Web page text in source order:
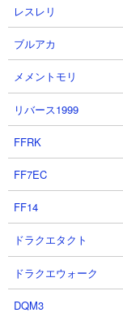
レスレリ
ブルアカ
メメントモリ
リバース1999
FFRK
FF7EC
FF14
ドラクエタクト
ドラクエウォーク
DQM3